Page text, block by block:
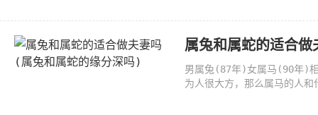
属兔和属蛇的适合
男属兔(87年)女属马(90年)相
为人很大方，那么属马的人